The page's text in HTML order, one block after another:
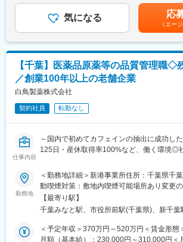
・当社は医薬品原薬を製造する原薬メーカ
創薬にもチャレンジしています。国内外の
連携のもと、研究開発中です。原薬メーカ
ではありません。
・医薬品原料の開発で100年間以上培った
し、有効性や安全性が実証された天然素材
託製造にも力を入れています。また、国内の
学との共同研究のもと、伝承的に食されて
全性を確認した商品を皆様にお届けしていま
訂、記載内容の確認や整合性チェック、記
理、業務進捗管理、製造現場で発生する各
力・整理、会議時の書記や議事録作成補助
■組織構成
6名体制（40代2名、30代3名、20代1名）で
重視したチームです。
■業務の魅力
医薬品の製造管理を通じて社会の健康や生
GMPや原薬製造に関する専門知識を身につ
成に役立つ環境です。
OJTやマニュアルを活用した丁寧な指導が
して成長できます。
■想定されるキャリアパス
いキャリアパスが描けます。
下する可能性があります。月給(月額)は固定
す。
気になる 応
（エー
【千葉】医薬品原薬等の品質管理職◇
／創業100年以上の老舗企業
白鳥製薬株式会社
契約社員 転勤なし
仕事内容
～国内で初めてカフェインの抽出に成功し
125日・産休取得率100%など、働く環境◎
■業務内容：
当社で取り扱う医薬品原薬等に関連する以
だきます。
■具体的な業務内容：
・原料／資材、工程中間体、製品、設備洗
勤務地
＜勤務地詳細＞新港事業所住所：千葉県千
動喫煙対策：敷地内喫煙可能場所あり変更
事業所
【最寄り駅】
千葉みなと駅、市役所前駅(千葉県)、新千葉
＜予定年収＞370万円～520万円＜賃金形態
月額（基本給）：230,000円～310,000円＜